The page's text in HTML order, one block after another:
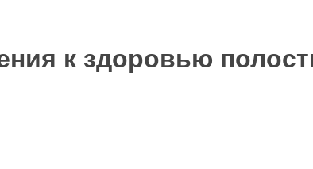
к здоровью